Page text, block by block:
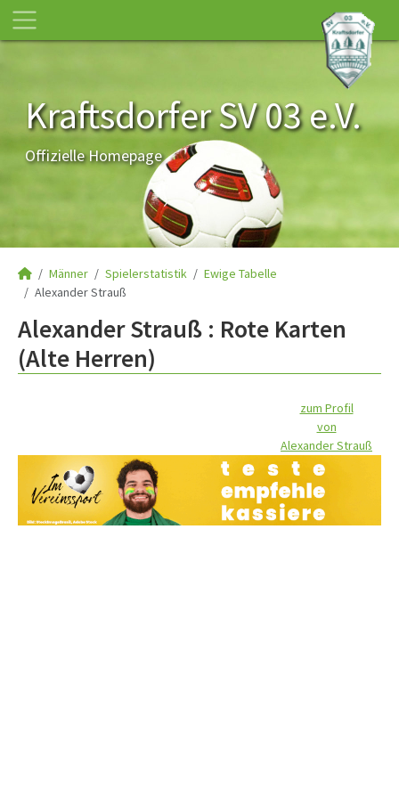
Kraftsdorfer SV 03 e.V.
Offizielle Homepage
Männer Spielerstatistik
Ewige Tabelle
Alexander Strauß
Alexander Strauß : Rote Karten
(Alte Herren)
zum Profil
von
Alexander Strauß